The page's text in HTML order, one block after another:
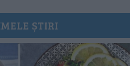
ȘTIRI